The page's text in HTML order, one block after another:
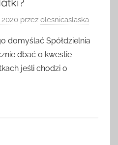
przez olesnicaslaska
domyślać Spółdzielnia
dbać o kwestie
jeśli chodzi o